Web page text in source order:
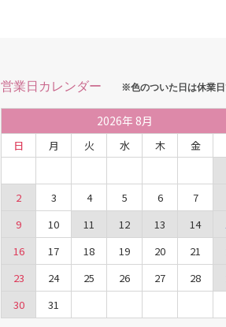
営業日カレンダー ※色のついた日は休業日
2026年 8月
日 月 火 水 木 金
2
3 4 5 6 7
9
10 11 12 13 14
16
17 18 19 20 21
23
24 25 26 27 28
30
31